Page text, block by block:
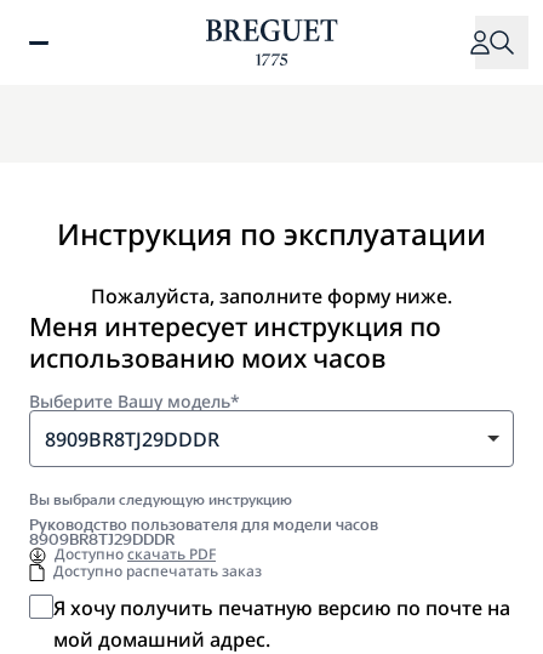
Инструкция по эксплуатации
Пожалуйста, заполните форму ниже.
Меня интересует инструкция по
использованию моих часов
Выберите Вашу модель*
8909BR8TJ29DDDR
Вы выбрали следующую инструкцию
Руководство пользователя для модели часов
8909BR8TJ29DDDR
Доступноскачать PDF
Доступно распечатать заказ
Я хочу получить печатную версию по почте на
мой домашний адрес.